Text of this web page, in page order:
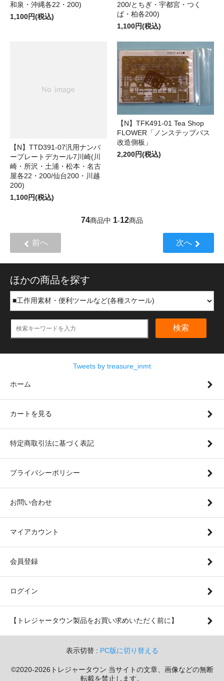
和泉・沖縄各22・200)
1,100円(税込)
200/とちぎ・宇都宮・つく
ば・柏各200)
1,100円(税込)
【N】TTD391-07汎用ナンバ
ープレートデカール7川崎(川
崎・所沢・土浦・松本・名古
屋各22・200/仙台200・川越
200)
1,100円(税込)
【N】TFK491-01 Tea Shop
FLOWER「ノンステップバス
改造側板」
2,200円(税込)
74商品中 1-12商品
前へ 次へ
ほかの商品を探す
検索
Tweets by treasure_inmt
ホーム
カートを見る
特定商取引法に基づく表記
プライバシーポリシー
お問い合わせ
マイアカウント
会員登録
ログイン
【トレジャータウン製品をお買い求めいただく前に】
表示切替 : PC版に切り替える
©2020-2026トレジャータウン 当サイトの文章、画像などの無断
転載を禁止します。